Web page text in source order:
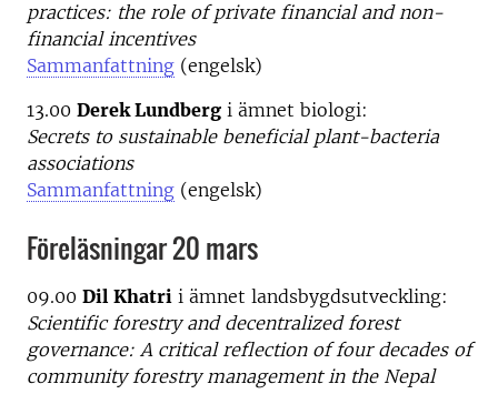
practices: the role of private financial and non-
financial incentives
Sammanfattning (engelsk)
13.00 Derek Lundberg i ämnet biologi:
Secrets to sustainable beneficial plant-bacteria
associations
Sammanfattning (engelsk)
Föreläsningar 20 mars
09.00 Dil Khatri i ämnet landsbygdsutveckling:
Scientific forestry and decentralized forest
governance: A critical reflection of four decades of
community forestry management in the Nepal